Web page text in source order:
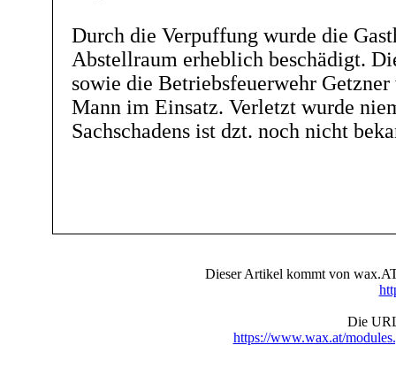
Durch die Verpuffung wurde die
Abstellraum erheblich beschädigt.
sowie die Betriebsfeuerwehr
Mann im Einsatz. Verletzt wurde
Sachschadens ist dzt. noch nicht
Dieser Artikel kommt von
Die
https://www.wax.at/